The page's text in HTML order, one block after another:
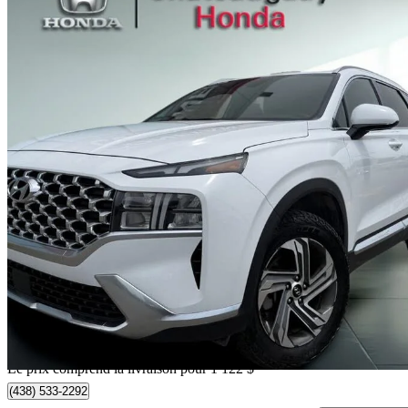
2023 Hyundai Santa Fe
Preferred AWD71 564 km
28 117 $ Bonne
493 $/mois env.
Livraison à domicile de Châteauguay, QC
Le prix comprend la livraison pour 1 122 $
(438) 533-2292